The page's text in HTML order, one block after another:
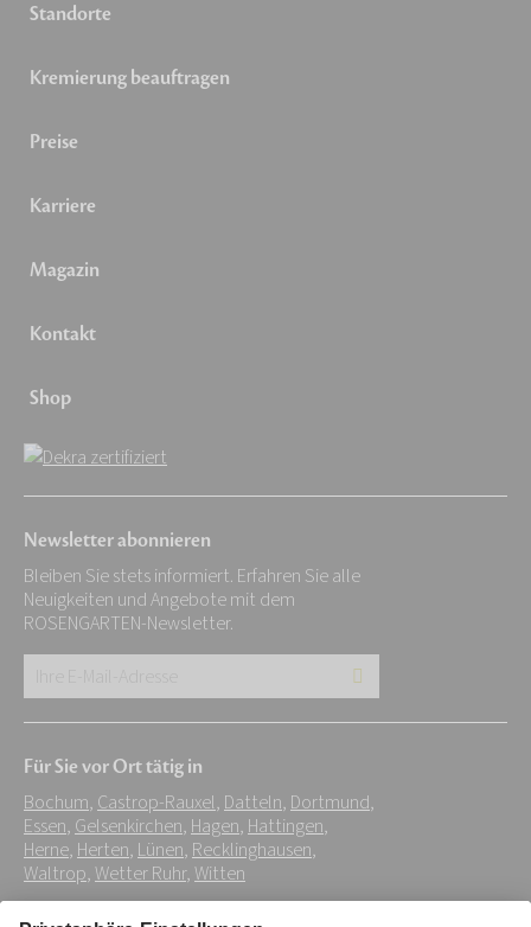
Standorte
Kremierung beauftragen
Preise
Karriere
Magazin
Kontakt
Shop
Newsletter abonnieren
Bleiben Sie stets informiert. Erfahren Sie alle
Neuigkeiten und Angebote mit dem
ROSENGARTEN-Newsletter.
Adresse:
*
Für Sie vor Ort tätig in
Bochum,Castrop-Rauxel,Datteln,Dortmund,
Essen,Gelsenkirchen,Hagen,Hattingen,
Herne,Herten,Lünen,Recklinghausen,
Waltrop,Wetter Ruhr,Witten